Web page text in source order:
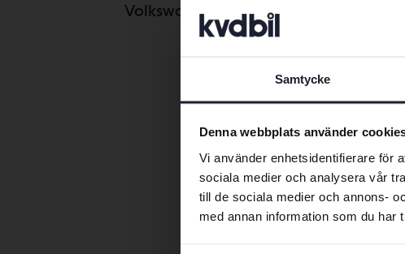
Samtycke
Denna webbplats använder
Vi använder enhetsidentifierare för
sociala medier och analysera vår
till de sociala medier och annons-
med annan information som du har
Volkswagenmodeller
Volkswagen ID.3
Volkswagen